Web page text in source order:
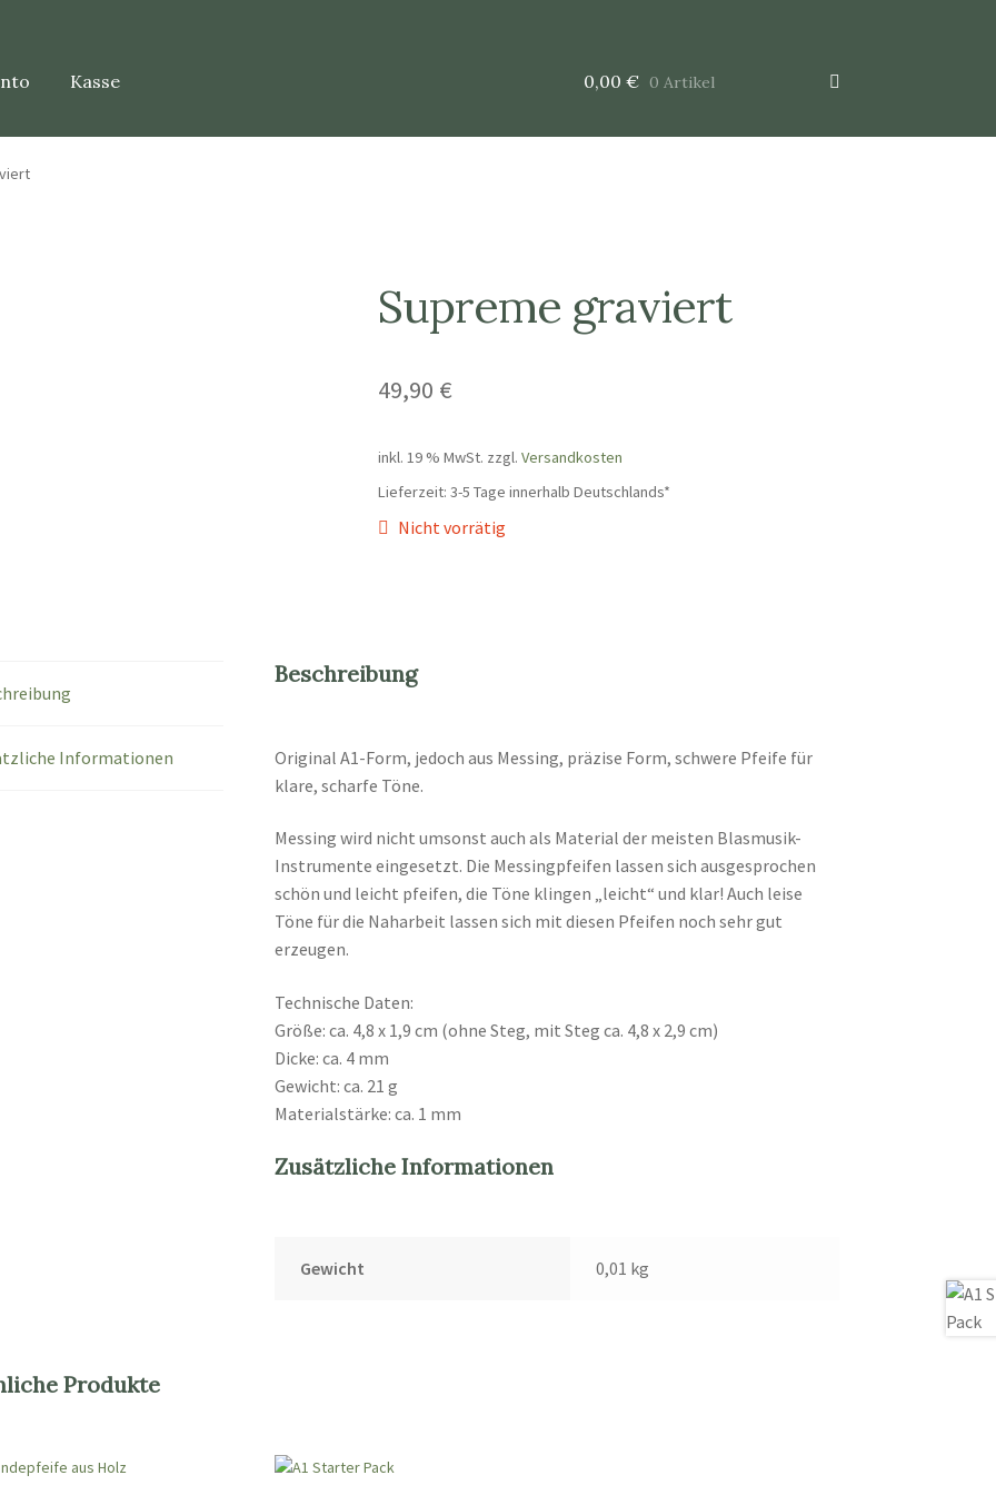
Kasse 0,00 € 0 Artikel
Supreme graviert
49,90 €
inkl. 19 % MwSt. zzgl. Versandkosten
Lieferzeit: 3-5 Tage innerhalb Deutschlands*
Nicht vorrätig
Informationen
Beschreibung
Original A1-Form, jedoch aus Messing, präzise Form, schwere Pfeife für
klare, scharfe Töne.
Messing wird nicht umsonst auch als Material der meisten Blasmusik-
Instrumente eingesetzt. Die Messingpfeifen lassen sich ausgesprochen
schön und leicht pfeifen, die Töne klingen „leicht“ und klar! Auch leise
Töne für die Naharbeit lassen sich mit diesen Pfeifen noch sehr gut
erzeugen.
Technische Daten:
Größe: ca. 4,8 x 1,9 cm (ohne Steg, mit Steg ca. 4,8 x 2,9 cm)
Dicke: ca. 4 mm
Gewicht: ca. 21 g
Materialstärke: ca. 1 mm
Zusätzliche Informationen
Gewicht 0,01 kg
Produkte